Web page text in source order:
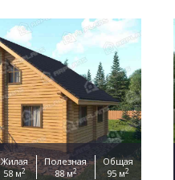
Жилая
58 м2
Полезная
88 м2
Общая
95 м2